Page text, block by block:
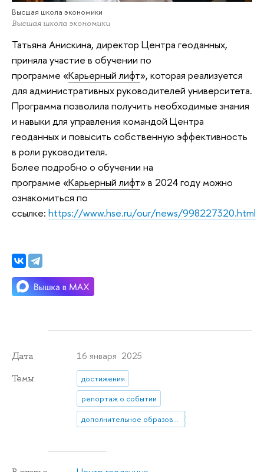
Высшая школа экономики
Высшая школа экономики
Татьяна Анискина, директор Центра геоданных,
приняла участие в обучении по
программе «Карьерный лифт», которая реализуется
для административных руководителей университета.
Программа позволила получить необходимые знания
и навыки для управления командой Центра
геоданных и повысить собственную эффективность
в роли руководителя.
Более подробно о обучении на
программе «Карьерный лифт» в 2024 году можно
ознакомиться по
ссылке: https://www.hse.ru/our/news/998227320.html
Дата 16 января 2025
Темы
достижения
репортаж о событии
дополнительное образование